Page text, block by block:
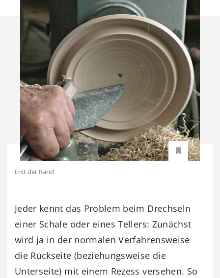
Erst der Rand
Jeder kennt das Problem beim Drechseln
einer Schale oder eines Tellers: Zunächst
wird ja in der normalen Verfahrensweise
die Rückseite (beziehungsweise die
Unterseite) mit einem Rezess versehen. So